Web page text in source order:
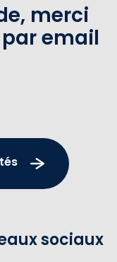
merci
email
sociaux